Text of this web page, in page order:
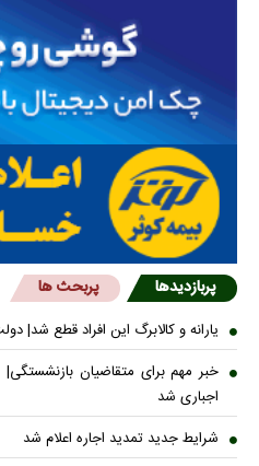
پربازدیدها پربحث ها
یارانه و کالابرگ این افراد قطع شد|
اجباری شد
شرایط جدید تمدید اجاره اعلام شد